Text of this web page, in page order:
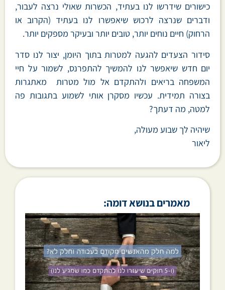
כישורים שידרשו לנו בעתיד, הכשרות שאולי נרצה לעבור,
ודברים שנרצה לרכוש שיאפשרו לנו בעתיד (הקרוב או
הרחוק) חיים נוחים יותר, טובים יותר ובעיקר מספקים יותר.
סידור הצעדים להגעה למטרות בתוך היומן, יצור לנו סדר
יום חדש שיאפשר לנו להמשיך להתפרנס, לשמור על חיי
המשפחה בריאים ולהתקדם אל מול מטרות מאתגרות
בצורה תמידית. עכשיו מסקרן אותי לשמוע בתגובות פה
למטה, מה דעתך?
שיהיה לך שבוע מעולה,
ליאור
מאמרים בנושא דומה: